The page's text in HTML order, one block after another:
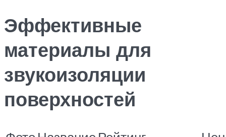
Эффективные
материалы для
звукоизоляции
поверхностей